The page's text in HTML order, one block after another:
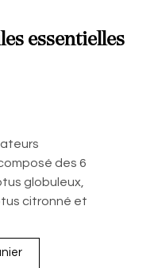
essentielles
des 6
globuleux,
citronné et